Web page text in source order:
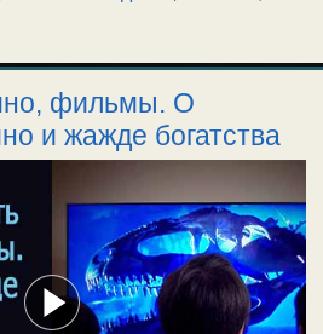
фильмы. О
и жажде богатства